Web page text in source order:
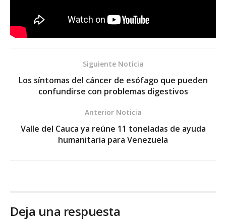
Siguiente Noticia
Los síntomas del cáncer de esófago que pueden
confundirse con problemas digestivos
Anterior Noticia
Valle del Cauca ya reúne 11 toneladas de ayuda
humanitaria para Venezuela
Deja una respuesta